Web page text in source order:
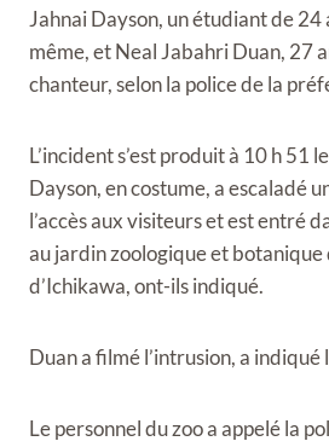
Jahnai Dayson, un étudiant de 24
même, et Neal Jabahri Duan, 27
chanteur, selon la police de la
L’incident s’est produit à 10 h 51
Dayson, en costume, a escaladé
l’accès aux visiteurs et est entré
au jardin zoologique et botanique
d’Ichikawa, ont-ils indiqué.
Duan a filmé l’intrusion, a indiqué
Le personnel du zoo a appelé la